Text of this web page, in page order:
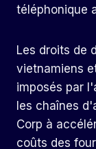
téléphonique
Les droits de
vietnamiens
imposés par
les chaînes
Corp à
coûts des